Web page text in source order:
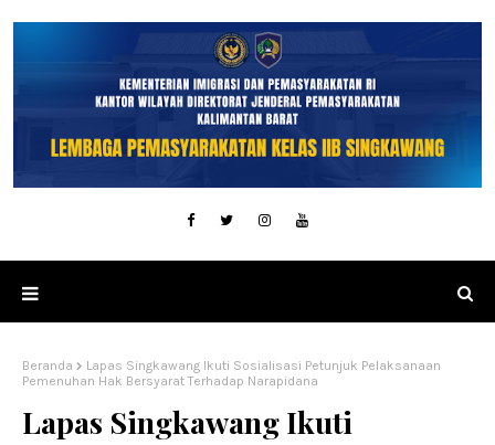
Beranda
Lapas Singkawang Ikuti Sosialisasi Petunjuk Pelaksanaan
Pemenuhan Hak Bersyarat Terhadap Narapidana
Lapas Singkawang Ikuti